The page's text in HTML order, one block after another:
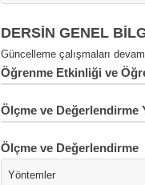
DERSİN GENEL
Güncelleme çalışmaları
Öğrenme Etkinliği ve
Ölçme ve
Ölçme ve Değerlendirme
Yöntemler